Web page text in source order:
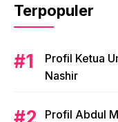
Terpopuler
Profil Ketua
Nashir
Profil Abdul